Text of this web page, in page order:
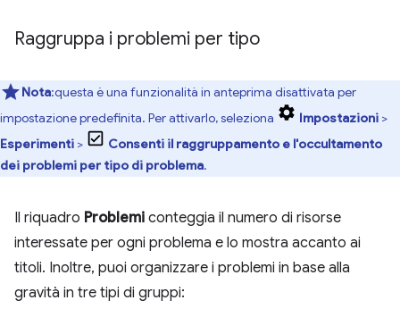
Raggruppa i problemi per tipo
Nota:questa è una funzionalità in anteprima disattivata per
impostazione predefinita. Per attivarlo, seleziona
Impostazioni >
Esperimenti >
Consenti il raggruppamento e l'occultamento
dei problemi per tipo di problema.
Il riquadro Problemi conteggia il numero di risorse
interessate per ogni problema e lo mostra accanto ai
titoli. Inoltre, puoi organizzare i problemi in base alla
gravità in tre tipi di gruppi: